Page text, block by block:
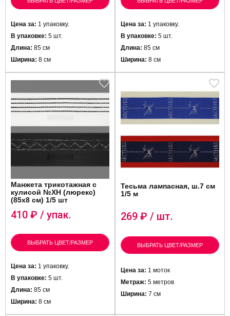
Цена за: 1 упаковку.
В упаковке: 5 шт.
Длина: 85 см
Ширина: 8 см
Цена за: 1 упаковку.
В упаковке: 5 шт.
Длина: 85 см
Ширина: 8 см
Манжета трикотажная с
кулисой №XH (люрекс)
(85x8 см) 1/5 шт
410 ₽ / упак.
ВЫБРАТЬ ЦВЕТ/РАЗМЕР
Цена за: 1 упаковку.
В упаковке: 5 шт.
Длина: 85 см
Ширина: 8 см
Тесьма лампасная, ш.7 см
1/5 м
269 ₽ / шт.
ВЫБРАТЬ ЦВЕТ/РАЗМЕР
Цена за: 1 моток
Метраж: 5 метров
Ширина: 7 см